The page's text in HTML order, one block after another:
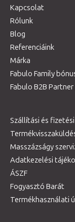
Kapcsolat
Rólunk
Blog
Referenciáink
Márka
Fabulo Family
Fabulo B2B
Szállítási és
Masszázságy
Adatkezelési
ÁSZF
Fogyasztó Barát
Termékhasználati